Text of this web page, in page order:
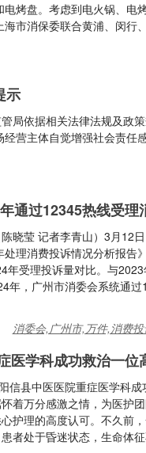
烤盘。考虑到电火锅、电
市消保委联合黄浦、闵行
示
局依据相关法律法规及政
营主体自觉增强社会责任
通过12345热线受理
晓莹 记者李青山）3月12
处理消费投诉情况分析报告
年受理投诉量对比。与
年，广州市消委会系统通
消委会,广州市,万件,消费
医学科成功救治一位
信县中医医院重症医学科成
着万分感激之情，为医护
护理的高度认可。不久前
者处于昏迷状态，生命体